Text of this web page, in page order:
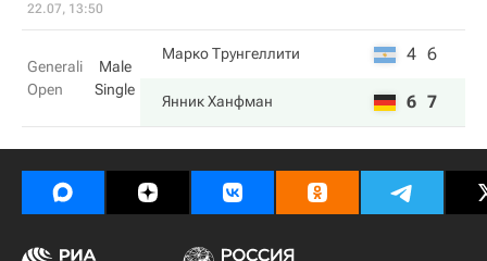
22.07, 13:50
Generali
Open
Male
Single
Марко Трунгеллити 4 6
Янник Ханфман 6 7